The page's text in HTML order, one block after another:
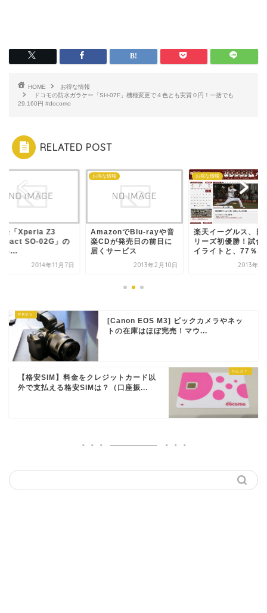
HOME
お得な情報
ドコモの防水ガラケー「SH-07F」機種変更で４色とも実質０円！一括でも
29,160円 #docomo
RELATED POST
モ「Xperia Z3
SO-02G」の
っ...
2014年11月7日
お得な情報
AmazonでBlu-rayや音
楽CDが発売日の前日に
届くサービス
2013年2月10日
お得な情報
楽天イーグルス、日
リーズ初優勝！試合
イライトと、77％オ
2013年11
[Canon EOS M3] ビックカメラやネッ
トの在庫はほぼ完売！マウ...
【格安SIM】料金をクレジットカード以
外で支払える格安SIMは？（口座振...